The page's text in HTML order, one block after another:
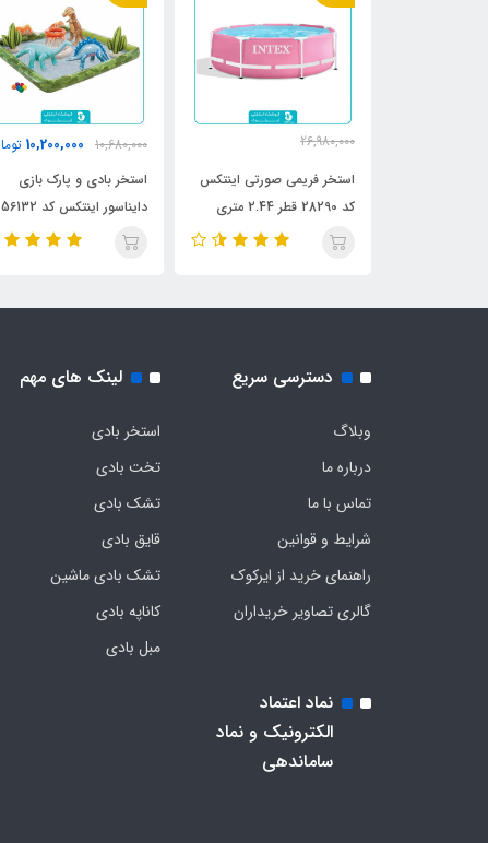
26,980,000
24,800,000 تومان
استخر فریمی صورتی اینتکس
کد 28290 قطر 2.44 متری
10,680,000
10,200,000
استخر بادی و پارک بازی
دایناسور اینتکس کد 56132
دسترسی سریع
وبلاگ
درباره ما
تماس با ما
شرایط و قوانین
راهنمای خرید از ایرکوک
گالری تصاویر خریداران
لینک های مهم
استخر بادی
تخت بادی
تشک بادی
قایق بادی
تشک بادی ماشین
کاناپه بادی
مبل بادی
نماد اعتماد
الکترونیک و نماد
ساماندهی